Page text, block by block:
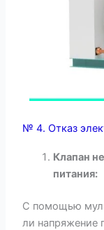
№ 4. Отказ
Клапан
питания:
С помощью
ли напряжение